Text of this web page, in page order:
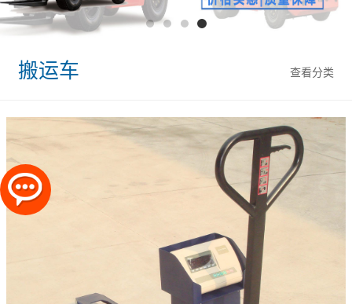
查看分类
搬运车